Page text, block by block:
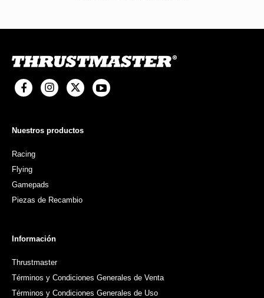
Nuestros productos
Racing
Flying
Gamepads
Piezas de Recambio
Información
Thrustmaster
Términos y Condiciones Generales de Venta
Términos y Condiciones Generales de Uso